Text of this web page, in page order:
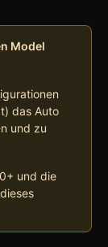
Model
das Auto
und zu
und die